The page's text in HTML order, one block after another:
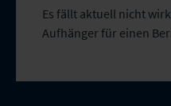
Personen- und
Es fällt aktuell nicht
Aufhänger für einen